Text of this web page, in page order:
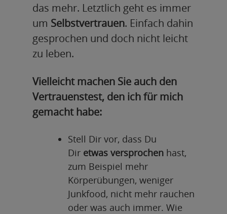
das mehr. Letztlich geht es immer
um Selbstvertrauen. Einfach dahin
gesprochen und doch nicht leicht
zu leben.
Vielleicht machen Sie auch den
Vertrauenstest, den ich für mich
gemacht habe:
Stell Dir vor, dass Du
Diretwas versprochenhast,
zum Beispiel mehr
Körperübungen, weniger
Junkfood, nicht mehr rauchen
oder was auch immer. Wie